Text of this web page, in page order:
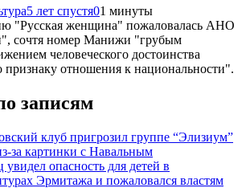
5 лет спустя01 минуты
"Русская женщина" пожаловалась АНО
сочтя номер Манижи "грубым
человеческого достоинства
отношения к национальности".
записям
клуб пригрозил группе “Элизиум”
за картинки с Навальным
увидел опасность для детей в
Эрмитажа и пожаловался властям